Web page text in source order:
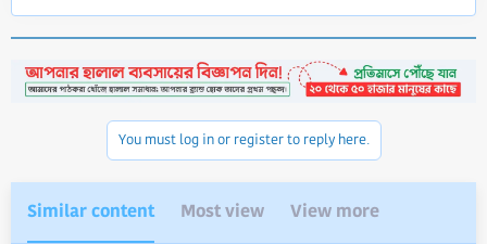
You must log in or register to reply here.
Similar content Most view View more